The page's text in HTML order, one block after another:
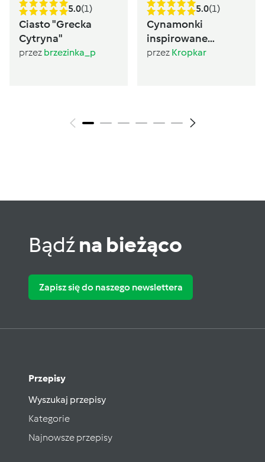
5.0(1)
Ciasto "Grecka
Cytryna"
przez brzezinka_p
5.0(1)
Cynamonki
inspirowane
Sugarlady
przez Kropkar
Bądźna bieżąco
Zapisz się do naszego newslettera
Przepisy
Wyszukaj przepisy
Kategorie
Najnowsze przepisy